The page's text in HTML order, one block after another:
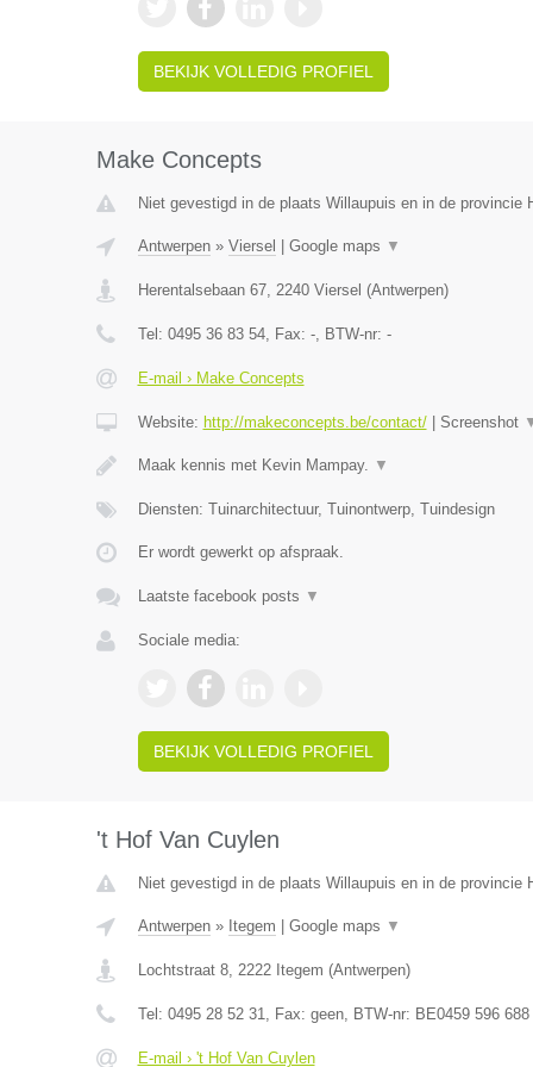
BEKIJK VOLLEDIG PROFIEL
Make Concepts
Niet gevestigd in de plaats Willaupuis en in de provincie
Antwerpen» Viersel Google maps ▼
Herentalsebaan 67, 2240 Viersel (Antwerpen)
Tel: 0495 36 83 54, Fax: -, BTW-nr: -
E-mail › Make Concepts
Website: http://makeconcepts.be/contact/| Screenshot
Maak kennis met Kevin Mampay. ▼
Diensten: Tuinarchitectuur, Tuinontwerp, Tuindesign
Er wordt gewerkt op afspraak.
Laatste facebook posts ▼
Sociale media:
BEKIJK VOLLEDIG PROFIEL
't Hof Van Cuylen
Niet gevestigd in de plaats Willaupuis en in de provincie
Antwerpen» Itegem Google maps ▼
Lochtstraat 8, 2222 Itegem (Antwerpen)
Tel: 0495 28 52 31, Fax: geen, BTW-nr: BE0459 596 688
E-mail › 't Hof Van Cuylen